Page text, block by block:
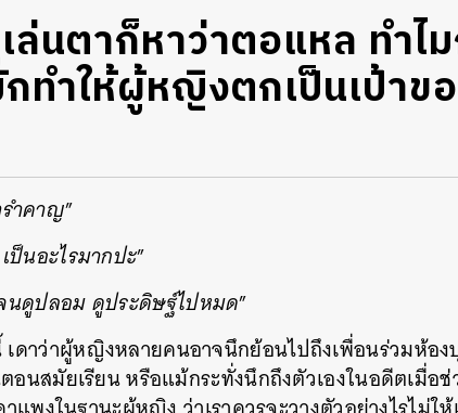
ล่นตาก็หาว่าตอแหล ทำไ
กทำให้ผู้หญิงตกเป็นเป้าข
ำคาญ”
ป็นอะไรมากปะ”
นดูปลอม ดูประดิษฐ์ไปหมด”
เดาว่าผู้หญิงหลายคนอาจนึกย้อนไปถึงเพื่อนร่วมห้อง
นสมัยเรียน หรือแม้กระทั่งนึกถึงตัวเองในอดีตเมื่อช่